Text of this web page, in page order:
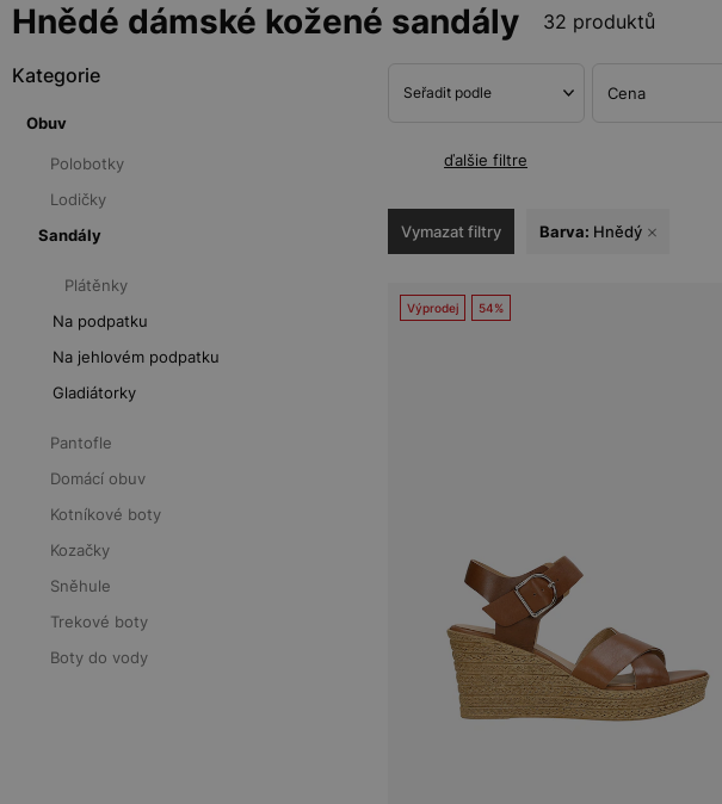
Hnědé dámské kožené sandály 32 produktů
Kategorie
Obuv
Polobotky
Lodičky
Sandály
Plátěnky
Na podpatku
Na jehlovém podpatku
Gladiátorky
Pantofle
Domácí obuv
Kotníkové boty
Kozačky
Sněhule
Trekové boty
Boty do vody
Seřadit podle Cena
ďalšie filtre
Vymazat filtry Barva: Hnědý
Výprodej 54%